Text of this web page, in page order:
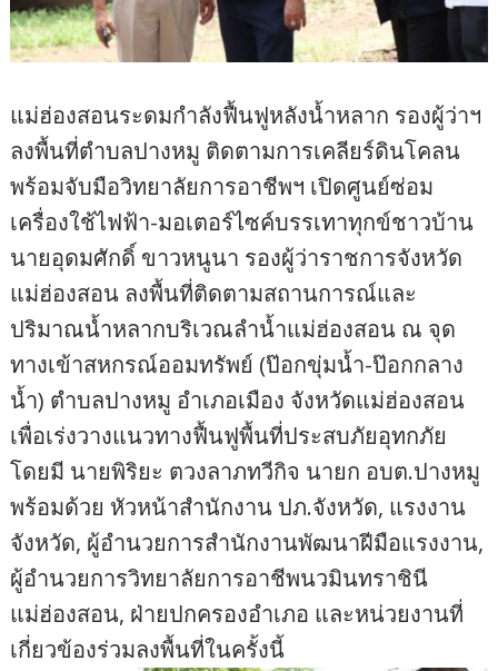
แม่ฮ่องสอนระดมกำลังฟื้นฟูหลังน้ำหลาก รองผู้ว่าฯ
ลงพื้นที่ตำบลปางหมู ติดตามการเคลียร์ดินโคลน
พร้อมจับมือวิทยาลัยการอาชีพฯ เปิดศูนย์ซ่อม
เครื่องใช้ไฟฟ้า-มอเตอร์ไซค์บรรเทาทุกข์ชาวบ้าน
นายอุดมศักดิ์ ขาวหนูนา รองผู้ว่าราชการจังหวัด
แม่ฮ่องสอน ลงพื้นที่ติดตามสถานการณ์และ
ปริมาณน้ำหลากบริเวณลำน้ำแม่ฮ่องสอน ณ จุด
ทางเข้าสหกรณ์ออมทรัพย์ (ป๊อกขุ่มน้ำ-ป๊อกกลาง
น้ำ) ตำบลปางหมู อำเภอเมือง จังหวัดแม่ฮ่องสอน
เพื่อเร่งวางแนวทางฟื้นฟูพื้นที่ประสบภัยอุทกภัย
โดยมี นายพิริยะ ตวงลาภทวีกิจ นายก อบต.ปางหมู
พร้อมด้วย หัวหน้าสำนักงาน ปภ.จังหวัด, แรงงาน
จังหวัด, ผู้อำนวยการสำนักงานพัฒนาฝีมือแรงงาน,
ผู้อำนวยการวิทยาลัยการอาชีพนวมินทราชินี
แม่ฮ่องสอน, ฝ่ายปกครองอำเภอ และหน่วยงานที่
เกี่ยวข้องร่วมลงพื้นที่ในครั้งนี้